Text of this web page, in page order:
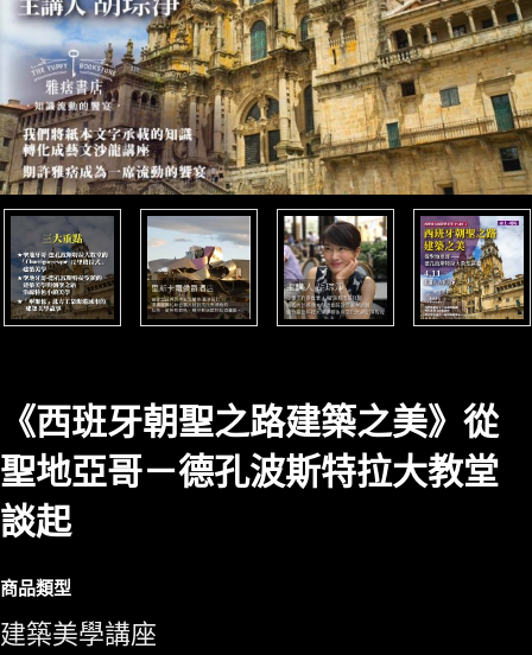
《西班牙朝聖之路建築之美》從
聖地亞哥－德孔波斯特拉大教堂
談起
商品類型
建築美學講座